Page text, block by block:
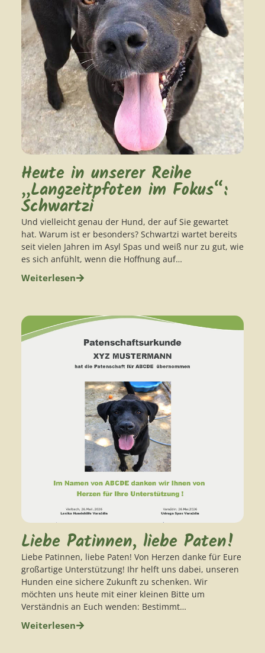
Heute in unserer Reihe
„Langzeitpfoten im Fokus“:
Schwartzi
Und vielleicht genau der Hund, der auf Sie gewartet
hat. Warum ist er besonders? Schwartzi wartet bereits
seit vielen Jahren im Asyl Spas und weiß nur zu gut, wie
es sich anfühlt, wenn die Hoffnung auf…
Weiterlesen
Liebe Patinnen, liebe Paten!
Liebe Patinnen, liebe Paten! ​Von Herzen danke für Eure
großartige Unterstützung! Ihr helft uns dabei, unseren
Hunden eine sichere Zukunft zu schenken. ​Wir
möchten uns heute mit einer kleinen Bitte um
Verständnis an Euch wenden: Bestimmt…
Weiterlesen